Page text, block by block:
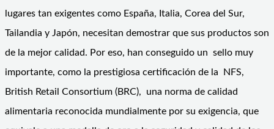
lugares tan exigentes como España, Italia, Corea del Sur,
Tailandia y Japón, necesitan demostrar que sus productos son
de la mejor calidad. Por eso, han conseguido un sello muy
importante, como la prestigiosa certificación de la NFS,
British Retail Consortium (BRC), una norma de calidad
alimentaria reconocida mundialmente por su exigencia, que